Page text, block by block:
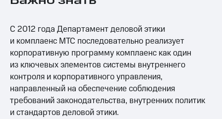
о технологиях
Достижения
Интервью
Финансовая
отчетность
Контакты
С 2012 года Департамент деловой этики
и комплаенс МТС последовательно реализует
корпоративную программу комплаенс как один
из ключевых элементов системы внутреннего
контроля и корпоративного управления,
направленный на обеспечение соблюдения
требований законодательства, внутренних политик
и стандартов деловой этики.